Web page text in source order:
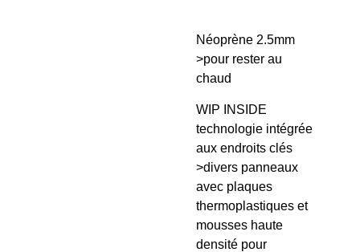
Néoprène 2.5mm
>pour rester au
chaud
WIP INSIDE
technologie intégrée
aux endroits clés
>divers panneaux
avec plaques
thermoplastiques et
mousses haute
densité pour